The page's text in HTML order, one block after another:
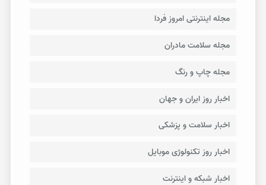
مجله اینترنتی امروز فردا
مجله سلامت مادران
مجله چاپ و رنگ
اخبار روز ایران و جهان
اخبار سلامت و پزشکی
اخبار روز تکنولوژی موبایل
اخبار شبکه و اینترنت